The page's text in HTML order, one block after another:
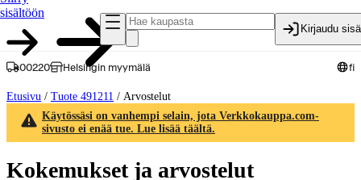
sisältöön
Kirjaudu
00220 Helsingin myymälä fi
Etusivu / Tuote 491211 / Arvostelut
Käytössäsi on vanhempi selain, jota Verkkokauppa.com-
sivusto ei enää tue. Lue lisää täältä.
Kokemukset ja arvostelut